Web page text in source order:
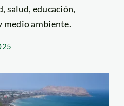
salud, educación,
medio ambiente.